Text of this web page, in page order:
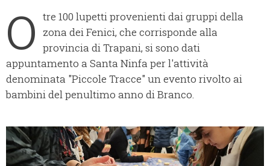
O tre 100 lupetti provenienti dai gruppi della
zona dei Fenici, che corrisponde alla
provincia di Trapani, si sono dati
appuntamento a Santa Ninfa per l'attività
denominata "Piccole Tracce" un evento rivolto ai
bambini del penultimo anno di Branco.